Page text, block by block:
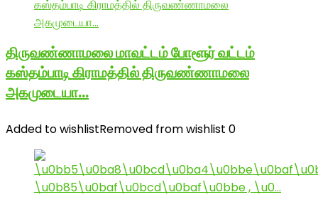
திருவண்ணாமலை மாவட்டம் போளூர் வட்டம்
கஸ்தம்பாடி கிராமத்தில் திருவண்ணாமலை
அகமுடையா…
Added to wishlistRemoved from wishlist 0